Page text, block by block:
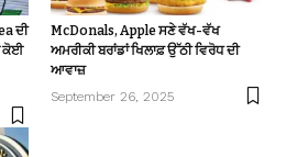
ਦੀ
ਕੋਈ
McDonals, Apple ਸਣੇ ਵੱਖ-ਵੱਖ
ਅਮਰੀਕੀ ਬਰਾਂਡਾਂ ਖਿਲਾਫ਼ ਉੱਠੀ ਵਿਰੋਧ ਦੀ
ਆਵਾਜ਼
September 26, 2025